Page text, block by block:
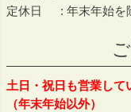
定休日
年末年始を
土日・祝日も営業して
（年末年始以外）